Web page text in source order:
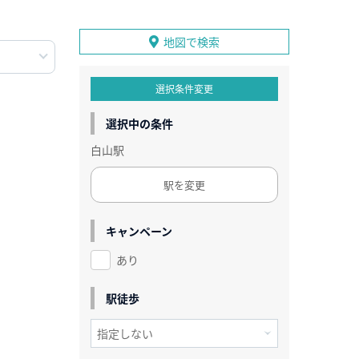
地図で検索
選択条件変更
選択中の条件
白山駅
駅を変更
キャンペーン
あり
駅徒歩